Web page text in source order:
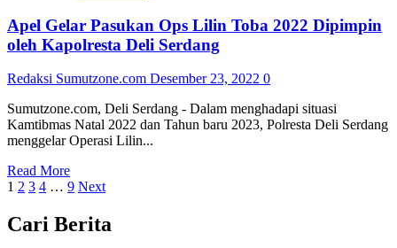
Bersama
Jelang
Akhir
Tahun
Apel Gelar Pasukan Ops Lilin Toba 2022 Dipimpin
oleh Kapolresta Deli Serdang
Redaksi Sumutzone.com Desember 23, 2022 0
Sumutzone.com, Deli Serdang - Dalam menghadapi situasi
Kamtibmas Natal 2022 dan Tahun baru 2023, Polresta Deli Serdang
menggelar Operasi Lilin...
Read MoreRead
more
Apel
Gelar
Paginasi
pos
1 2 3 4 … 9 Next
Cari Berita